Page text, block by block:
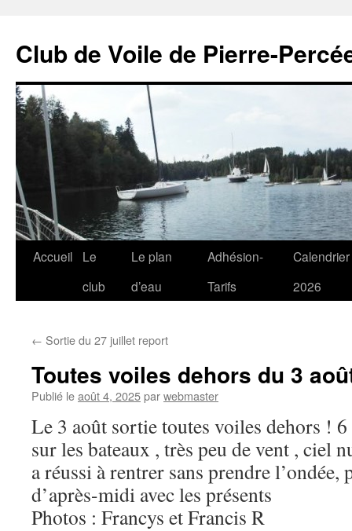
Club de Voile de Pierre-
Aller
Accueil
Le
club
Le plan
d’eau
Adhésion-
Tarifs
Calendrier
2026
← Sortie du 27 juillet report
Toutes voiles dehors du 3
Publié leaoût 4, 2025parwebmaster
Le 3 août sortie toutes voiles dehors !
sur les bateaux , très peu de vent , ciel
a réussi à rentrer sans prendre l’ondée,
d’après-midi avec les présents
Photos : Francys et Francis R